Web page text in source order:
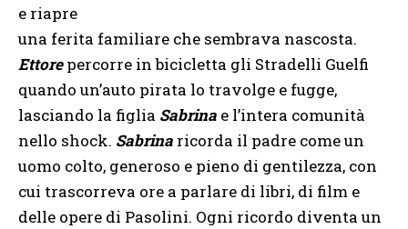
e riapre
una ferita familiare che sembrava nascosta.
Ettorepercorre in bicicletta gli Stradelli Guelfi
quando un’auto pirata lo travolge e fugge,
lasciando la figlia Sabrina e l’intera comunità
nello shock. Sabrina ricorda il padre come un
uomo colto, generoso e pieno di gentilezza, con
cui trascorreva ore a parlare di libri, di film e
delle opere di Pasolini. Ogni ricordo diventa un